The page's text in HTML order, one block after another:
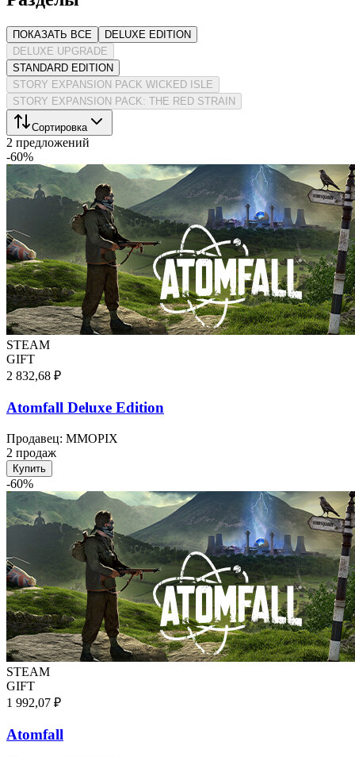
ПОКАЗАТЬ ВСЕ
DELUXE EDITION
DELUXE UPGRADE
STANDARD EDITION
STORY EXPANSION PACK WICKED ISLE
STORY EXPANSION PACK: THE RED STRAIN
Сортировка
2 предложений
-60%
STEAM
GIFT
2 832,68 ₽
Atomfall Deluxe Edition
Продавец: MMOPIX
2 продаж
Купить
-60%
STEAM
GIFT
1 992,07 ₽
Atomfall